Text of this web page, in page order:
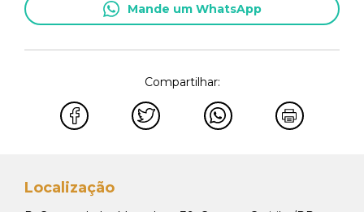
Mande um WhatsApp
Compartilhar:
Localização